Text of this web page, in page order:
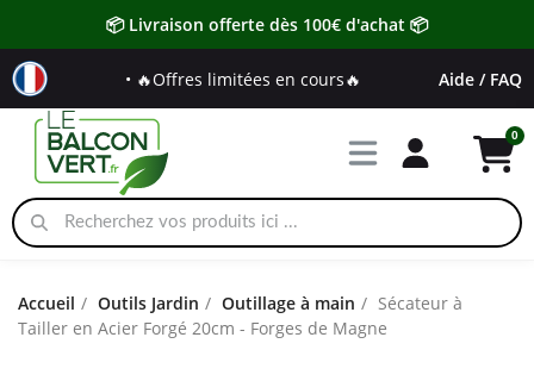
📦 Livraison offerte dès 100€ d'achat 📦
• 🔥Offres limitées en cours🔥 Aide / FAQ
Accueil Outils Jardin Outillage à main
Sécateur à
Tailler en Acier Forgé 20cm - Forges de Magne